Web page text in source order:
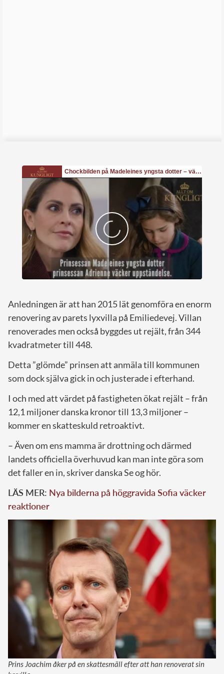
Anledningen är att han 2015 lät genomföra en enorm
renovering av parets lyxvilla på Emiliedevej. Villan
renoverades men också byggdes ut rejält, från 344
kvadratmeter till 448.
Detta ”glömde” prinsen att anmäla till kommunen
som dock själva gick in och justerade i efterhand.
I och med att värdet på fastigheten ökat rejält – från
12,1 miljoner danska kronor till 13,3 miljoner –
kommer en skatteskuld retroaktivt.
– Även om ens mamma är drottning och därmed
landets officiella överhuvud kan man inte göra som
det faller en in, skriver danska Se og hör.
LÄS MER: Nya bilderna på höggravida Sofia väcker
reaktioner
Prins Joachim åker på en skattesmäll efter att han renoverat sin